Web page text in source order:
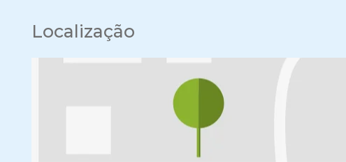
Localização